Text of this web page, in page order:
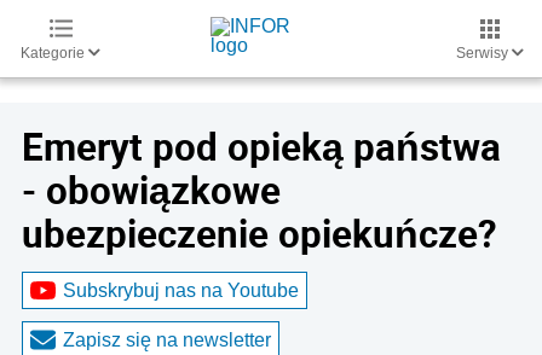
Kategorie Serwisy
Emeryt pod opieką państwa
- obowiązkowe
ubezpieczenie opiekuńcze?
Subskrybuj nas na Youtube
Zapisz się na newsletter